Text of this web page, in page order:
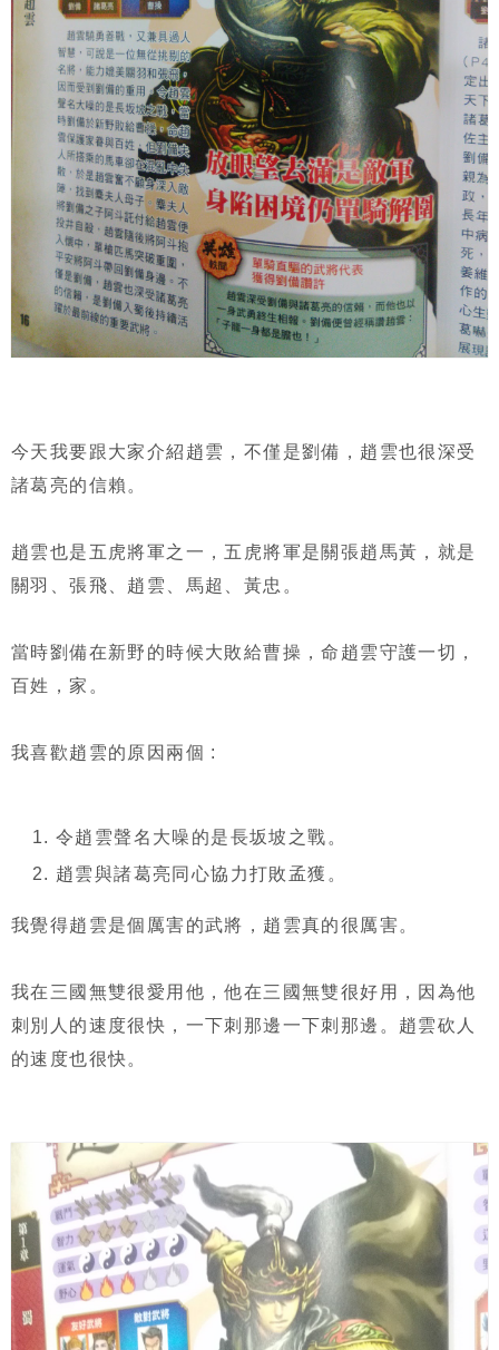
今天我要跟大家介紹趙雲，不僅是劉備，趙雲也很深受
諸葛亮的信賴。
趙雲也是五虎將軍之一，五虎將軍是關張趙馬黃，就是
關羽、張飛、趙雲、馬超、黃忠。
當時劉備在新野的時候大敗給曹操，命趙雲守護一切，
百姓，家。
我喜歡趙雲的原因兩個 :
令趙雲聲名大噪的是長坂坡之戰。
趙雲與諸葛亮同心協力打敗孟獲。
我覺得趙雲是個厲害的武將，趙雲真的很厲害。
我在三國無雙很愛用他，他在三國無雙很好用，因為他
刺別人的速度很快，一下刺那邊一下刺那邊。趙雲砍人
的速度也很快。